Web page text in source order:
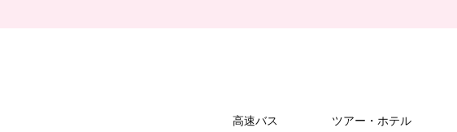
高速バス ツアー・ホテル